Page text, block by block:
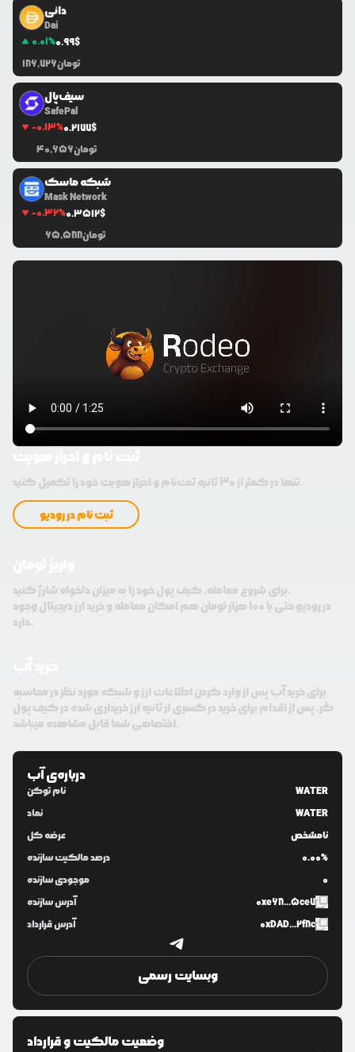
دائی
Dai
0.01%0.99$
186,726تومان
سیف‌پال
SafePal
-0.13%0.2177$
40,656تومان
شبکه ماسک
Mask Network
-0.32%0.3512$
65,588تومان
تنها در کمتر از 30 ثانیه ثبت‌نام و احراز هویت خود را تکمیل کنید.
ثبت نام در رودیو
برای شروع معامله، کیف پول خود را به میزان دلخواه شارژ کنید.
در رودیو حتی با 100 هزار تومان هم امکان معامله و خرید ارز دیجیتال وجود
دارد.
برای خرید آب پس از وارد کردن اطلاعات ارز و شبکه مورد نظر در محاسبه
گر، پس از اقدام برای خرید در کسری از ثانیه ارز خریداری شده در کیف پول
اختصاصی شما قابل مشاهده میباشد.
درباره‌یآب
نام توکن
WATER
نماد
WATER
عرضه کل
نامشخص
درصد مالکیت سازنده
0.00%
موجودی سازنده
0
آدرس سازنده
0xe68...5ce7
آدرس قرارداد
0xDAD...2f8c
وبسایت رسمی
وضعیت مالکیت و قرارداد